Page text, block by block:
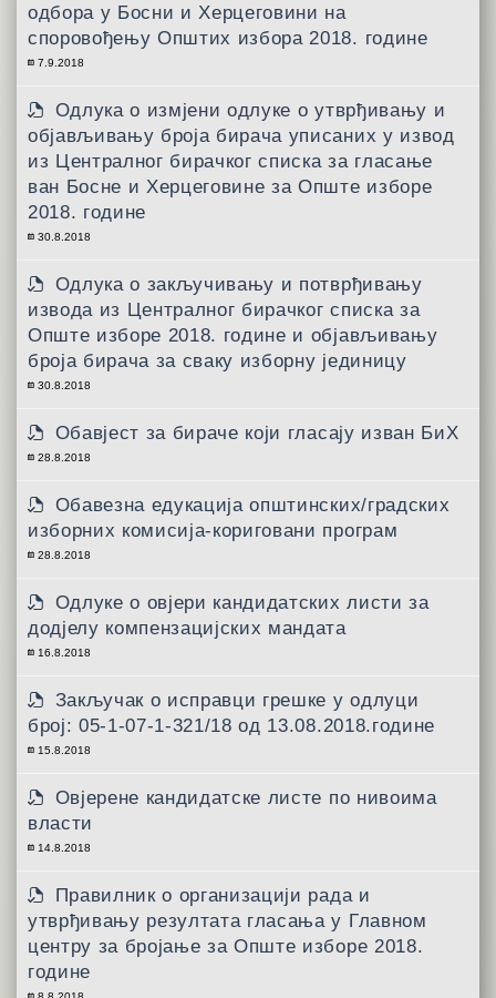
одбора у Босни и Херцеговини на
споровођењу Општих избора 2018. године
7.9.2018
Одлука о измјени одлуке о утврђивању и
објављивању броја бирача уписаних у извод
из Централног бирачког списка за гласање
ван Босне и Херцеговине за Опште изборе
2018. године
30.8.2018
Одлука о закључивању и потврђивању
извода из Централног бирачког списка за
Опште изборе 2018. године и објављивању
броја бирача за сваку изборну јединицу
30.8.2018
Обавјест за бираче који гласају изван БиХ
28.8.2018
Обавезна едукација општинских/градских
изборних комисија-кориговани програм
28.8.2018
Одлуке о овјери кандидатских листи за
додјелу компензацијских мандата
16.8.2018
Закључак о исправци грешке у одлуци
број: 05-1-07-1-321/18 од 13.08.2018.године
15.8.2018
Овјерене кандидатске листе по нивоима
власти
14.8.2018
Правилник о организацији рада и
утврђивању резултата гласања у Главном
центру за бројање за Опште изборе 2018.
године